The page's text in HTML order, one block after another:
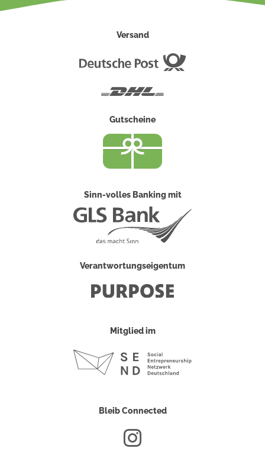
Versand
Gutscheine
Sinn-volles Banking mit
Verantwortungseigentum
Mitglied im
Bleib Connected